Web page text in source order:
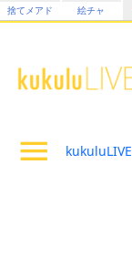
捨てメアド 絵チャ
kukuluLIVE